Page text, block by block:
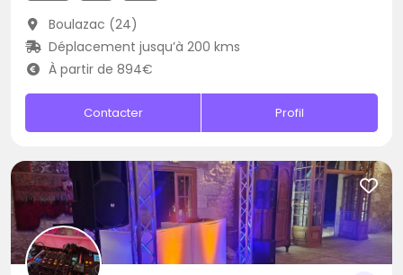
Boulazac (24)
Déplacement jusqu’à 200 kms
À partir de 894€
Contacter Profil